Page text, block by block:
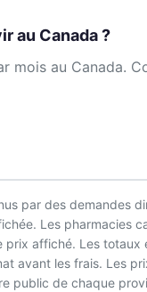
au Canada ?
mois au Canada.
par des demandes
Les
prix affiché. Les
avant les frais. Les
public de chaque